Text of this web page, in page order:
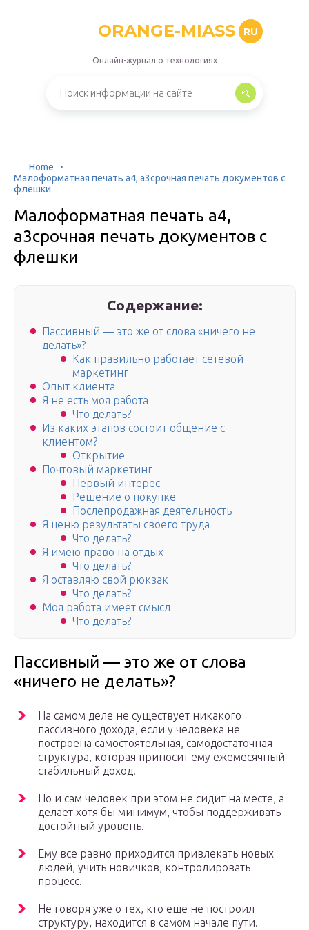
ORANGE-MIASS RU
Онлайн-журнал о технологиях
Home
Малоформатная печать а4, а3срочная печать документов с
флешки
Малоформатная печать а4,
а3срочная печать документов с
флешки
Содержание:
Пассивный — это же от слова «ничего не
делать»?
Как правильно работает сетевой
маркетинг
Опыт клиента
Я не есть моя работа
Что делать?
Из каких этапов состоит общение с
клиентом?
Открытие
Почтовый маркетинг
Первый интерес
Решение о покупке
Послепродажная деятельность
Я ценю результаты своего труда
Что делать?
Я имею право на отдых
Что делать?
Я оставляю свой рюкзак
Что делать?
Моя работа имеет смысл
Что делать?
Пассивный — это же от слова
«ничего не делать»?
На самом деле не существует никакого
пассивного дохода, если у человека не
построена самостоятельная, самодостаточная
структура, которая приносит ему ежемесячный
стабильный доход.
Но и сам человек при этом не сидит на месте, а
делает хотя бы минимум, чтобы поддерживать
достойный уровень.
Ему все равно приходится привлекать новых
людей, учить новичков, контролировать
процесс.
Не говоря уже о тех, кто еще не построил
структуру, находится в самом начале пути.